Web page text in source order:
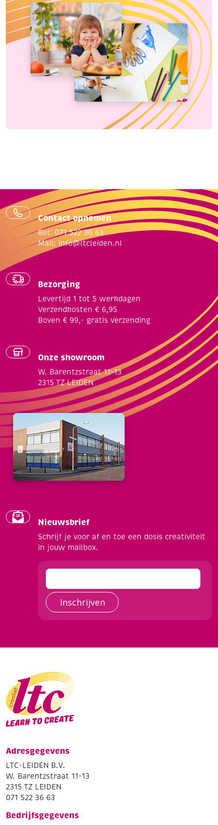
Contact opnemen
Bel: 071 522 36 63
Mail: info@ltcleiden.nl
Bezorging
Levertijd 1 tot 5 werkdagen
Verzendkosten € 6,95
Boven € 99,- gratis verzending
Onze showroom
W. Barentzstraat 11-13
2315 TZ LEIDEN
Nieuwsbrief
Schrijf je voor af en toe een dosis creativiteit
in jouw mailbox.
Inschrijven
Adresgegevens
LTC-LEIDEN B.V.
W. Barentzstraat 11-13
2315 TZ LEIDEN
071 522 36 63
Bedrijfsgegevens